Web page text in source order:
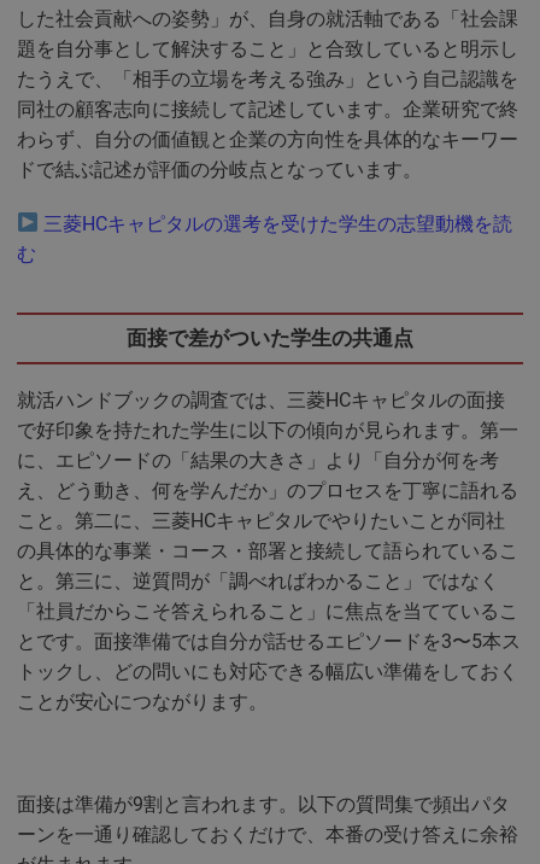
した社会貢献への姿勢」が、自身の就活軸である「社会課
題を自分事として解決すること」と合致していると明示し
たうえで、「相手の立場を考える強み」という自己認識を
同社の顧客志向に接続して記述しています。企業研究で終
わらず、自分の価値観と企業の方向性を具体的なキーワー
ドで結ぶ記述が評価の分岐点となっています。
三菱HCキャピタルの選考を受けた学生の志望動機を読
む
面接で差がついた学生の共通点
就活ハンドブックの調査では、三菱HCキャピタルの面接
で好印象を持たれた学生に以下の傾向が見られます。第一
に、エピソードの「結果の大きさ」より「自分が何を考
え、どう動き、何を学んだか」のプロセスを丁寧に語れる
こと。第二に、三菱HCキャピタルでやりたいことが同社
の具体的な事業・コース・部署と接続して語られているこ
と。第三に、逆質問が「調べればわかること」ではなく
「社員だからこそ答えられること」に焦点を当てているこ
とです。面接準備では自分が話せるエピソードを3〜5本ス
トックし、どの問いにも対応できる幅広い準備をしておく
ことが安心につながります。
面接は準備が9割と言われます。以下の質問集で頻出パタ
ーンを一通り確認しておくだけで、本番の受け答えに余裕